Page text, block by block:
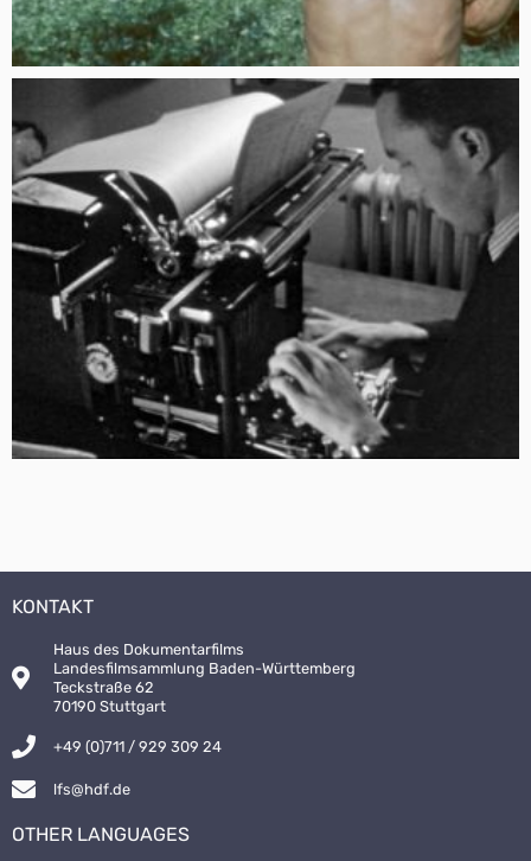
KONTAKT
Haus des Dokumentarfilms
Landesfilmsammlung Baden-Württemberg
Teckstraße 62
70190 Stuttgart
+49 (0)711 / 929 309 24
lfs@hdf.de
OTHER LANGUAGES